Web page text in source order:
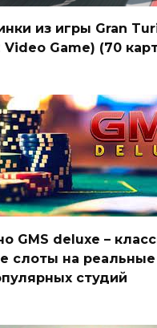
из игры Gran
Video Game) (70
GMS deluxe –
слоты на
студий